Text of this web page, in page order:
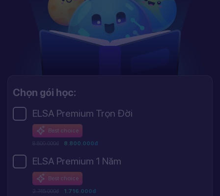
Chọn gói học:
ELSA Premium Trọn Đời
Best choice
8.800.000đ 8.800.000đ
ELSA Premium 1 Năm
Best choice
2.745.000đ 1.716.000đ